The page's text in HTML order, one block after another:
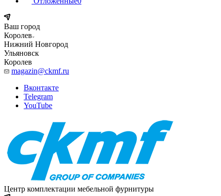
Ваш город
Королев
Нижний Новгород
Ульяновск
Королев
magazin@ckmf.ru
Вконтакте
Telegram
YouTube
Центр комплектации мебельной фурнитуры